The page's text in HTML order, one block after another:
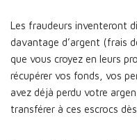
Les fraudeurs inventeront
davantage d’argent (frais
que vous croyez en leurs
récupérer vos fonds, vos
avez déjà perdu votre
transférer à ces escrocs